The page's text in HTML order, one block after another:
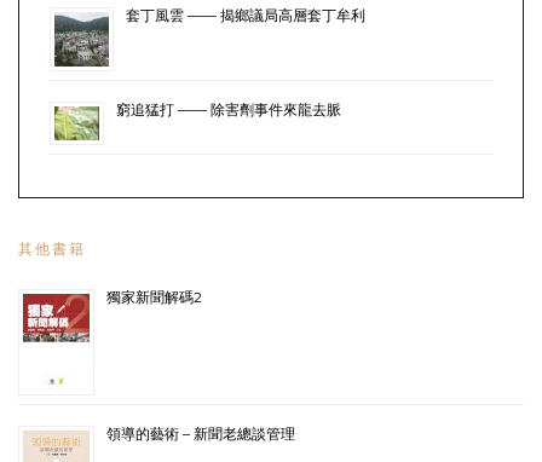
套丁風雲 —— 揭鄉議局高層套丁牟利
窮追猛打 —— 除害劑事件來龍去脈
其他書籍
獨家新聞解碼2
領導的藝術 – 新聞老總談管理